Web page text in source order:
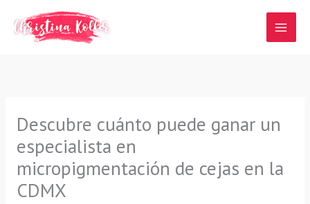
contenido
Descubre cuánto puede ganar un
especialista en
micropigmentación de cejas en la
CDMX